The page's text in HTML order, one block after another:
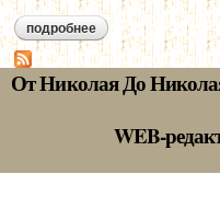
подробнее о мюнхенгрецкие
От Николая До
WEB-